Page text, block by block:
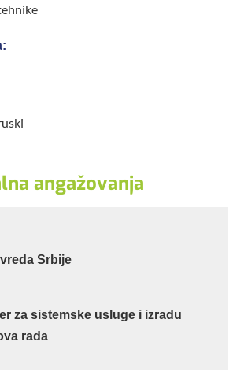
angažovanja
Srbije
za sistemske usluge i izradu
rada